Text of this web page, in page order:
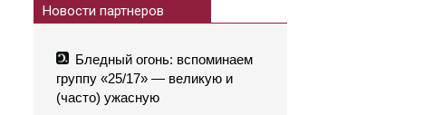
Новости партнеров
Бледный огонь: вспоминаем
группу «25/17» — великую и
(часто) ужасную